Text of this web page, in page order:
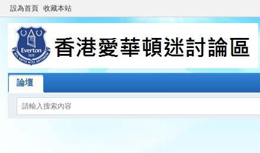
設為首頁 收藏本站
論壇